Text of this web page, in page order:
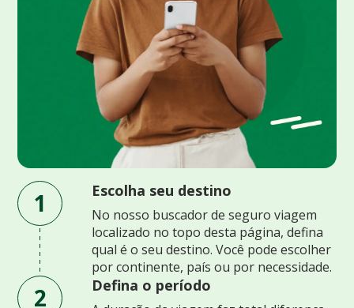
1 Escolha seu destino
No nosso buscador de seguro viagem
localizado no topo desta página, defina
qual é o seu destino. Você pode escolher
por continente, país ou por necessidade.
2 Defina o período